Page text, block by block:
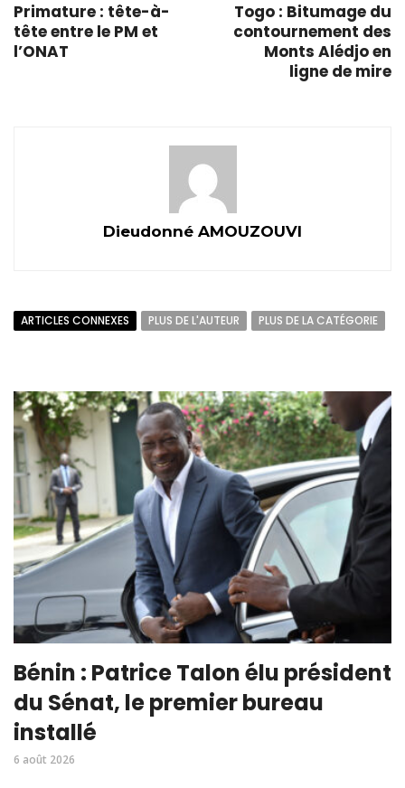
Primature : tête-à-
tête entre le PM et
l’ONAT
Togo : Bitumage du
contournement des
Monts Alédjo en
ligne de mire
Dieudonné AMOUZOUVI
ARTICLES CONNEXES PLUS DE L'AUTEUR PLUS DE LA CATÉGORIE
Bénin : Patrice Talon élu président
du Sénat, le premier bureau
installé
6 août 2026